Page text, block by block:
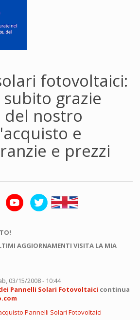
fotovoltaici:
grazie
nostro
e
e prezzi
AGGIORNAMENTI VISITA LA MIA
03/15/2008 - 10:44
Pannelli Solari Fotovoltaici continua